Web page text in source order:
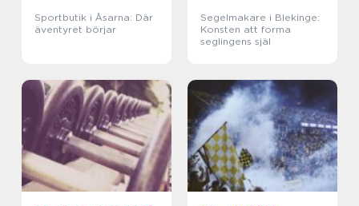
Sportbutik i Åsarna: Där
äventyret börjar
Segelmakare i Blekinge:
Konsten att forma
seglingens själ